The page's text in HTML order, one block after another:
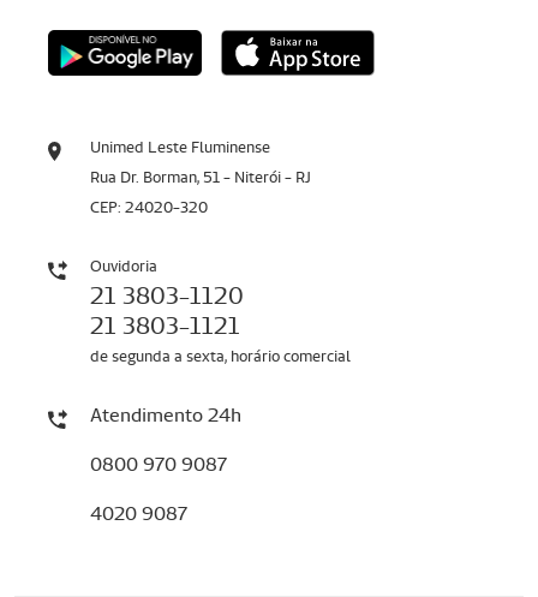
Unimed Leste Fluminense
Rua Dr. Borman, 51 - Niterói - RJ
CEP: 24020-320
Ouvidoria
21 3803-1120
21 3803-1121
de segunda a sexta, horário comercial
Atendimento 24h
0800 970 9087
4020 9087